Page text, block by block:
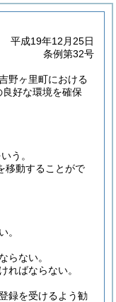
平成19年12月25日
条例第32号
野ヶ里町における
好な環境を確保
う。
移動することがで
。
らない。
ればならない。
録を受けるよう勧